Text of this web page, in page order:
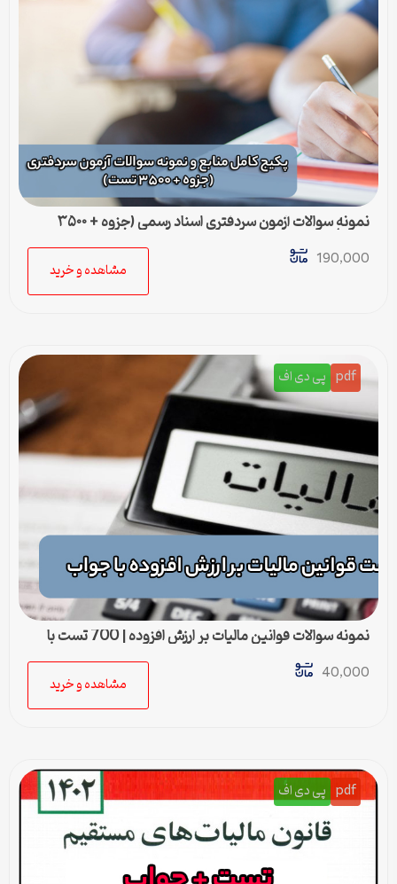
نمونه سوالات آزمون سردفتری اسناد رسمی (جزوه + ۳۵۰۰
تست)
190,000
مشاهده و خرید
pdf پی دی اف
نمونه سوالات قوانین مالیات بر ارزش افزوده | 700 تست با
جواب
40,000
مشاهده و خرید
pdf پی دی اف